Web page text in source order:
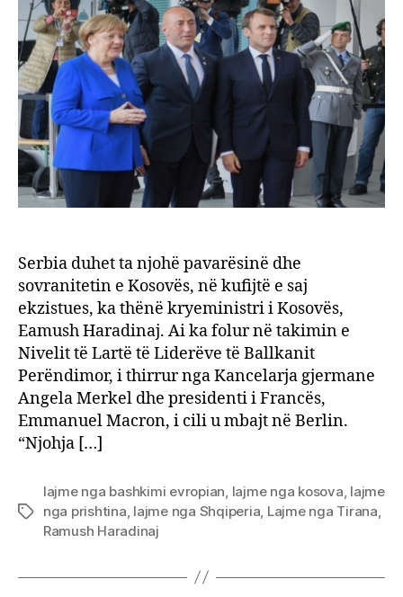
njohë
dhe
e
saj
Serbia duhet ta njohë pavarësinë dhe
sovranitetin e Kosovës, në kufijtë e saj
ekzistues, ka thënë kryeministri i Kosovës,
Eamush Haradinaj. Ai ka folur në takimin e
Nivelit të Lartë të Liderëve të Ballkanit
Perëndimor, i thirrur nga Kancelarja gjermane
Angela Merkel dhe presidenti i Francës,
Emmanuel Macron, i cili u mbajt në Berlin.
“Njohja […]
Tags
lajme nga bashkimi evropian lajme nga kosova lajme
nga prishtina lajme nga Shqiperia Lajme nga Tirana
Ramush Haradinaj